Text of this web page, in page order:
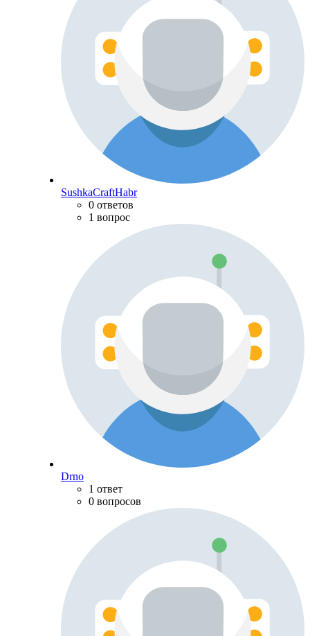
SushkaCraftHabr
0 ответов
1 вопрос
Drno
1 ответ
0 вопросов